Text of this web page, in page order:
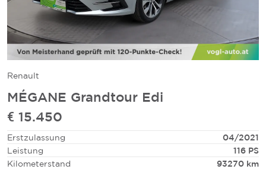
Renault
MÉGANE Grandtour Edi
€ 15.450
Erstzulassung
04/2021
Leistung
116 PS
Kilometerstand
93270 km